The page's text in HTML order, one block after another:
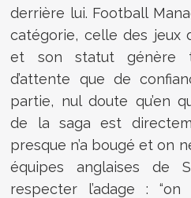
derrière lui. Football
catégorie, celle des jeux
et son statut génère
d’attente que de
partie, nul doute qu’en
de la saga est
presque n’a bougé et on
équipes anglaises de
respecter l’adage :